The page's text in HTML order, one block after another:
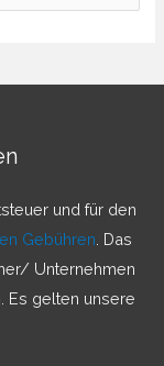
und für den
Gebühren . Das
Unternehmen
Es gelten unsere